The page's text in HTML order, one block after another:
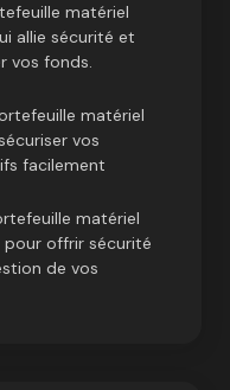
matériel
allie sécurité et
vos fonds.
matériel
vos
facilement
matériel
pour offrir sécurité
de vos